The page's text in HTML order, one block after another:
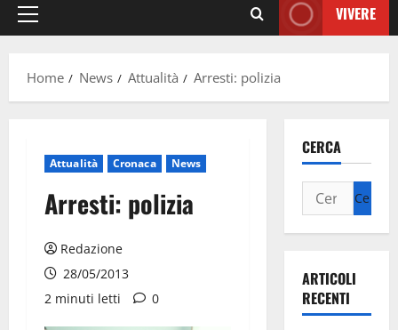
VIVERE
Home News Attualità Arresti: polizia
Attualità Cronaca News
Arresti: polizia
Redazione
28/05/2013
2 minuti letti
0
CERCA
ARTICOLI
RECENTI